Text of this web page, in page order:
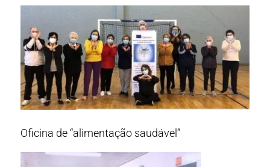
Oficina de “alimentação saudável”